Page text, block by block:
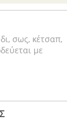
σως, κέτσαπ,
με